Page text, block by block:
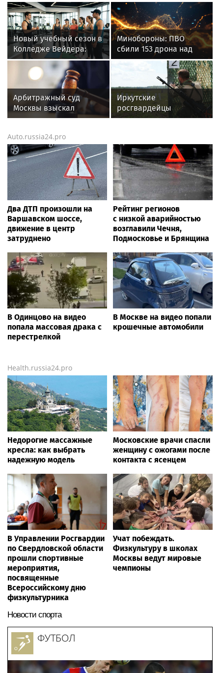
Новый учебный сезон в
Колледже Вейдера:
стартовали очные
программы подготовки
фитнес-тренеров и
специалистов
индустрии здоровья
Минобороны: ПВО
сбили 153 дрона над
Россией за ночь 9
Арбитражный суд
Москвы взыскал
миллионы с
Studios
Иркутские
росгвардейцы
завоевали золото на
Жукова округа
Росгвардии по
служебно-боевой
стрельбе
Auto.russia24.pro
Два ДТП произошли на
Варшавском шоссе,
движение в центр
затруднено
Рейтинг регионов
с низкой аварийностью
возглавили Чечня,
Подмосковье и Брянщина
В Одинцово на видео
попала массовая драка с
перестрелкой
В Москве на видео попали
крошечные автомобили
Health.russia24.pro
Недорогие массажные
кресла: как выбрать
надежную модель
Московские врачи спасли
женщину с ожогами после
контакта с ясенцем
В Управлении Росгвардии
по Свердловской области
прошли спортивные
мероприятия,
посвященные
Всероссийскому дню
физкультурника
Учат побеждать.
Физкультуру в школах
Москвы ведут мировые
чемпионы
Новости спорта
ФУТБОЛ